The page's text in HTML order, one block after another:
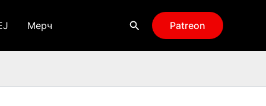
Мерч Поиск Patreon